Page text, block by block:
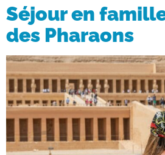
Séjour en
des Pharaons